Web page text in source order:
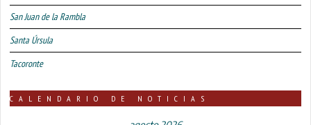
San Juan de la Rambla
Santa Úrsula
Tacoronte
CALENDARIO DE NOTICIAS